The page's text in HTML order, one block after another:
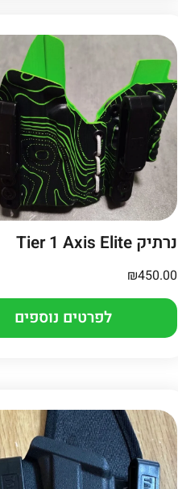
נרתיק Tier 1 Axis Elite
₪450.00
לפרטים נוספים